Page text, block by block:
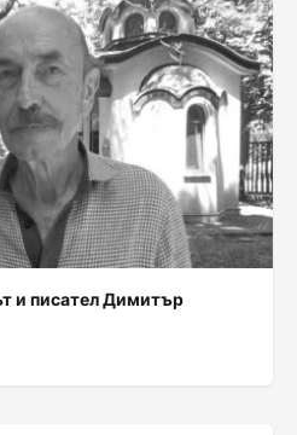
и писател Димитър